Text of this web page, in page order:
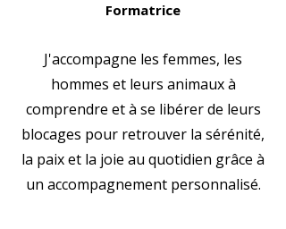
Formatrice
J'accompagne les femmes, les
hommes et leurs animaux à
comprendre et à se libérer de leurs
blocages pour retrouver la sérénité,
la paix et la joie au quotidien grâce à
un accompagnement personnalisé.